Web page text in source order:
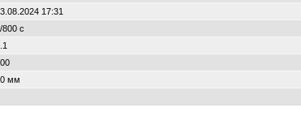
17:31
800 с
мм